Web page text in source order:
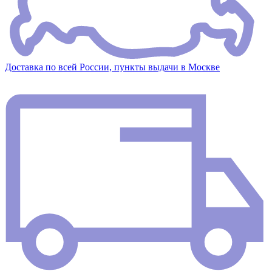
Доставка по всей России, пункты выдачи в Москве